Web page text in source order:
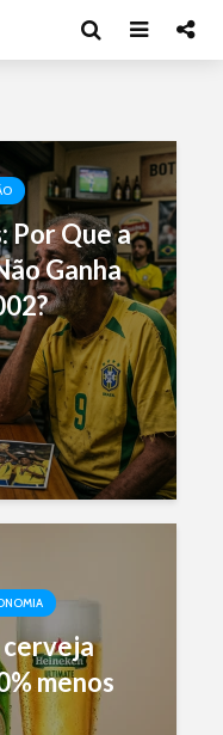
Por Que a
Ganha
cerveja
menos